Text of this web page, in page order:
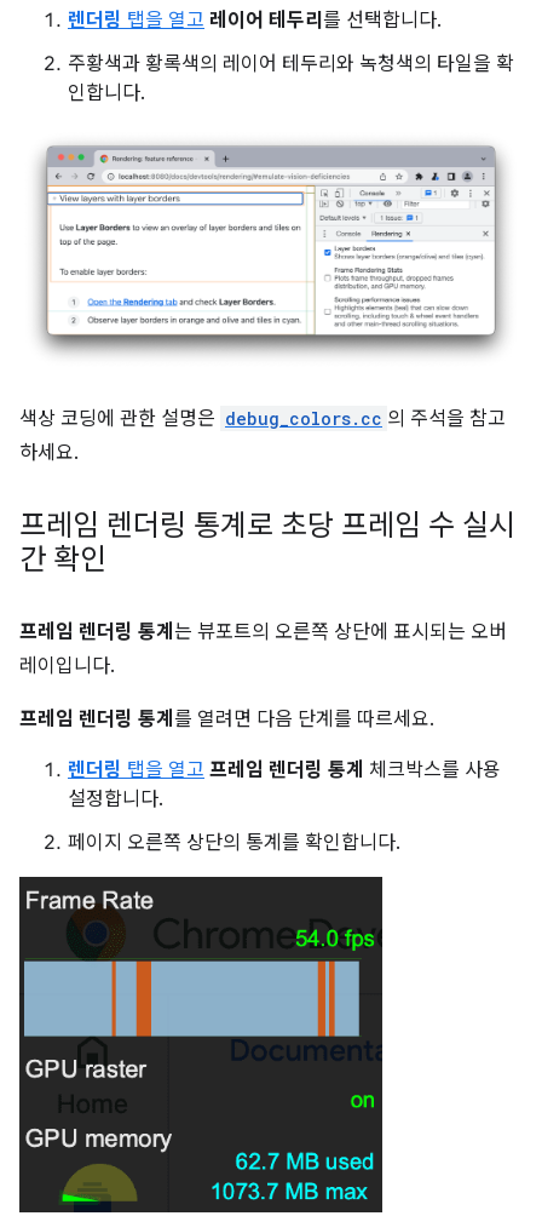
렌더링 탭을 열고 레이어 테두리 를 선택합니다.
주황색과 황록색의 레이어 테두리와 녹청색의 타일을 확
인합니다.
색상 코딩에 관한 설명은 debug_colors.cc 의 주석을 참고
하세요.
프레임 렌더링 통계로 초당 프레임 수 실시
간 확인
프레임 렌더링 통계 는 뷰포트의 오른쪽 상단에 표시되는 오버
레이입니다.
프레임 렌더링 통계 를 열려면 다음 단계를 따르세요.
렌더링 탭을 열고 프레임 렌더링 통계 체크박스를 사용
설정합니다.
페이지 오른쪽 상단의 통계를 확인합니다.